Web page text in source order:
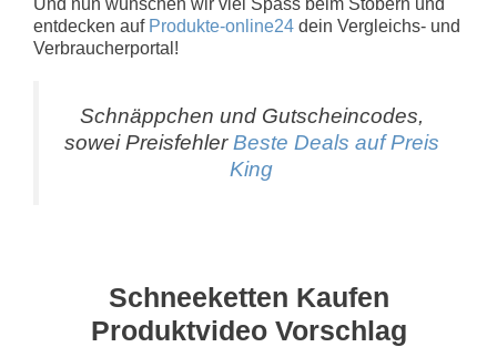
entdecken auf Produkte-online24 dein Vergleichs- und
Verbraucherportal!
Schnäppchen und Gutscheincodes,
sowei Preisfehler Beste Deals auf Preis
King
Schneeketten Kaufen
Produktvideo Vorschlag